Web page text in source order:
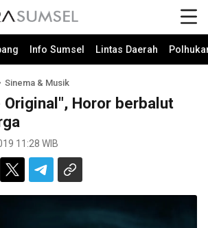
Info Sumsel Lintas Daerah
Sinema & Musik
Original", Horor berbalut
11:28 WIB